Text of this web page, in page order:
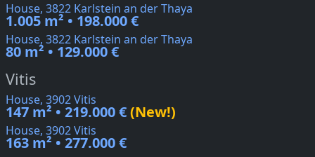
House, 3822 Karlstein an der Thaya
1.005 m² • 198.000 €
House, 3822 Karlstein an der Thaya
80 m² • 129.000 €
Vitis
House, 3902 Vitis
147 m² • 219.000 €(New!)
House, 3902 Vitis
163 m² • 277.000 €